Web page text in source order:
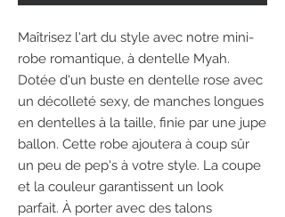
Maîtrisez l'art du style avec notre mini-
robe romantique, à dentelle Myah.
Dotée d'un buste en dentelle rose avec
un décolleté sexy, de manches longues
en dentelles à la taille, finie par une jupe
ballon. Cette robe ajoutera à coup sûr
un peu de pep's à votre style. La coupe
et la couleur garantissent un look
parfait. À porter avec des talons